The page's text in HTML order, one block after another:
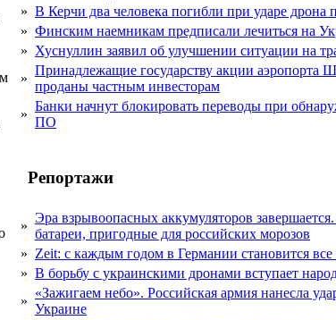
» В Керчи два человека погибли при ударе
» Финским наемникам предписали лечиться на
» Хуснуллин заявил об улучшении ситуации на
»
Принадлежащие государству акции аэропорта
проданы частным инвесторам
»
Банки начнут блокировать переводы при
ПО
Репортажи
»
Эра взрывоопасных аккумуляторов
батареи, пригодные для российских морозов
» Zeit: с каждым годом в Германии становится
» В борьбу с украинскими дронами вступает
»
«Зажигаем небо». Российская армия нанесла
Украине